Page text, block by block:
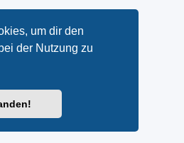
um dir den
der Nutzung zu